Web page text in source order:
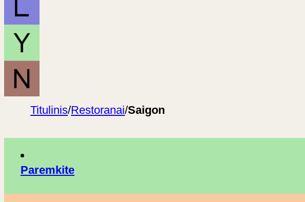
Titulinis/Restoranai/Saigon
Paremkite